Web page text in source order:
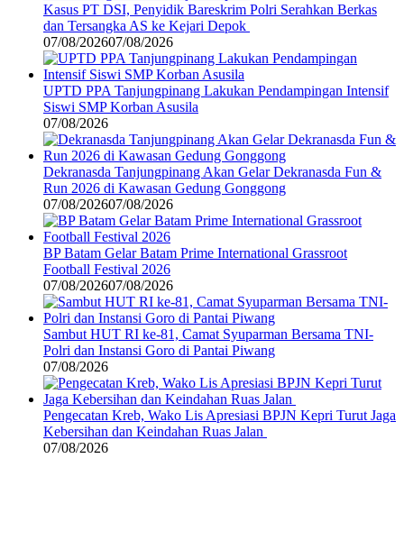
Kasus PT DSI, Penyidik Bareskrim Polri Serahkan Berkas
dan Tersangka AS ke Kejari Depok
07/08/202607/08/2026
UPTD PPA Tanjungpinang Lakukan Pendampingan Intensif
Siswi SMP Korban Asusila
07/08/2026
Dekranasda Tanjungpinang Akan Gelar Dekranasda Fun &
Run 2026 di Kawasan Gedung Gonggong
07/08/202607/08/2026
BP Batam Gelar Batam Prime International Grassroot
Football Festival 2026
07/08/202607/08/2026
Sambut HUT RI ke-81, Camat Syuparman Bersama TNI-
Polri dan Instansi Goro di Pantai Piwang
07/08/2026
Pengecatan Kreb, Wako Lis Apresiasi BPJN Kepri Turut Jaga
Kebersihan dan Keindahan Ruas Jalan
07/08/2026